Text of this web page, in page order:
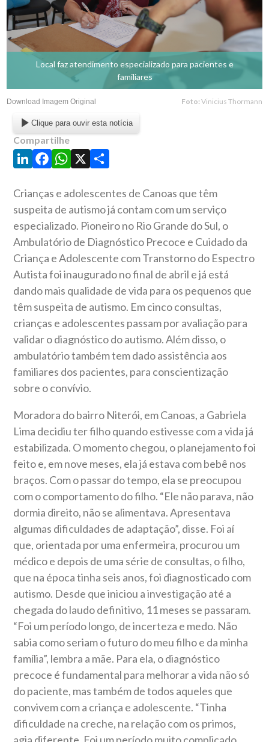
Local faz atendimento especializado para pacientes e
familiares
Download Imagem Original Foto: Vinicius Thormann
Clique para ouvir esta notícia
Compartilhe
LinkedIn
Facebook
WhatsApp
X Share
Crianças e adolescentes de Canoas que têm
suspeita de autismo já contam com um serviço
especializado. Pioneiro no Rio Grande do Sul, o
Ambulatório de Diagnóstico Precoce e Cuidado da
Criança e Adolescente com Transtorno do Espectro
Autista foi inaugurado no final de abril e já está
dando mais qualidade de vida para os pequenos que
têm suspeita de autismo. Em cinco consultas,
crianças e adolescentes passam por avaliação para
validar o diagnóstico do autismo. Além disso, o
ambulatório também tem dado assistência aos
familiares dos pacientes, para conscientização
sobre o convívio.
Moradora do bairro Niterói, em Canoas, a Gabriela
Lima decidiu ter filho quando estivesse com a vida já
estabilizada. O momento chegou, o planejamento foi
feito e, em nove meses, ela já estava com bebê nos
braços. Com o passar do tempo, ela se preocupou
com o comportamento do filho. “Ele não parava, não
dormia direito, não se alimentava. Apresentava
algumas dificuldades de adaptação”, disse. Foi aí
que, orientada por uma enfermeira, procurou um
médico e depois de uma série de consultas, o filho,
que na época tinha seis anos, foi diagnosticado com
autismo. Desde que iniciou a investigação até a
chegada do laudo definitivo, 11 meses se passaram.
“Foi um período longo, de incerteza e medo. Não
sabia como seriam o futuro do meu filho e da minha
família”, lembra a mãe. Para ela, o diagnóstico
precoce é fundamental para melhorar a vida não só
do paciente, mas também de todos aqueles que
convivem com a criança e adolescente. “Tinha
dificuldade na creche, na relação com os primos,
agia diferente. Foi um período muito complicado